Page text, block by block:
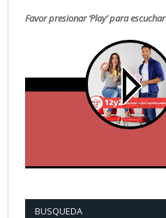
Favor presionar ‘Play’ para escuchar
BUSQUEDA